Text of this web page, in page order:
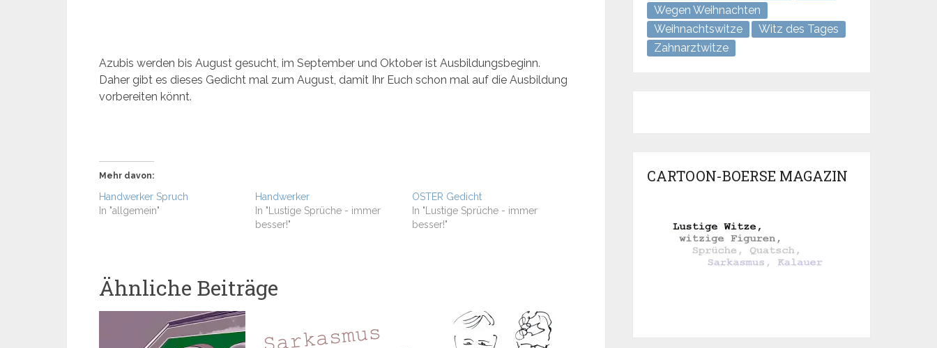
Azubis werden bis August gesucht, im September und Oktober ist Ausbildungsbeginn.
Daher gibt es dieses Gedicht mal zum August, damit Ihr Euch schon mal auf die Ausbildung
vorbereiten könnt.
Mehr davon:
Handwerker Spruch
In "allgemein"
Handwerker
In "Lustige Sprüche - immer
besser!"
OSTER Gedicht
In "Lustige Sprüche - immer
besser!"
Ähnliche Beiträge
Wegen Weihnachten
Weihnachtswitze
Witz des Tages
Zahnarztwitze
CARTOON-BOERSE MAGAZIN